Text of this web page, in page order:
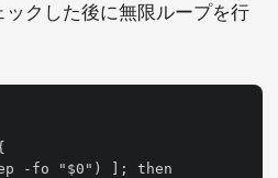
クした後に無限ループを行
-fo "$0") ]; then